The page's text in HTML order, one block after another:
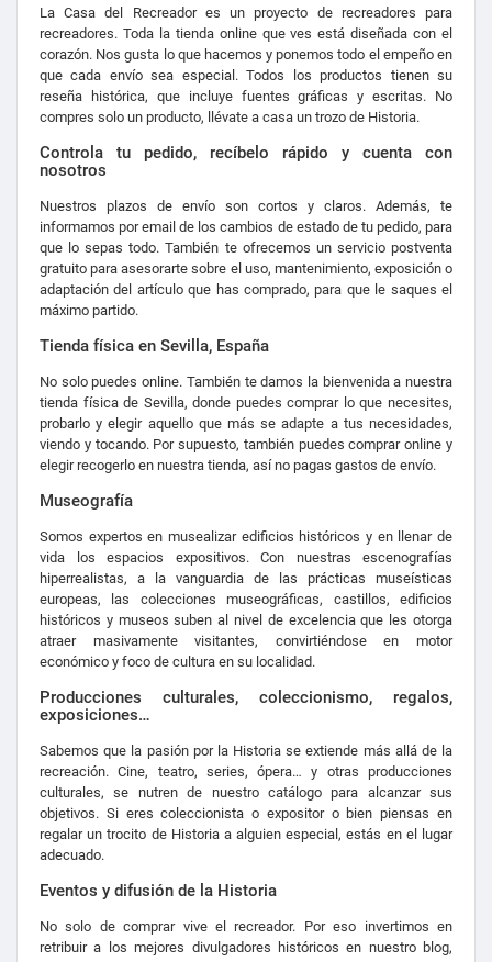
La Casa del Recreador es un proyecto de recreadores para
recreadores. Toda la tienda online que ves está diseñada con el
corazón. Nos gusta lo que hacemos y ponemos todo el empeño en
que cada envío sea especial. Todos los productos tienen su
reseña histórica, que incluye fuentes gráficas y escritas. No
compres solo un producto, llévate a casa un trozo de Historia.
Controla tu pedido, recíbelo rápido y cuenta con
nosotros
Nuestros plazos de envío son cortos y claros. Además, te
informamos por email de los cambios de estado de tu pedido, para
que lo sepas todo. También te ofrecemos un servicio postventa
gratuito para asesorarte sobre el uso, mantenimiento, exposición o
adaptación del artículo que has comprado, para que le saques el
máximo partido.
Tienda física en Sevilla, España
No solo puedes online. También te damos la bienvenida a nuestra
tienda física de Sevilla, donde puedes comprar lo que necesites,
probarlo y elegir aquello que más se adapte a tus necesidades,
viendo y tocando. Por supuesto, también puedes comprar online y
elegir recogerlo en nuestra tienda, así no pagas gastos de envío.
Museografía
Somos expertos en musealizar edificios históricos y en llenar de
vida los espacios expositivos. Con nuestras escenografías
hiperrealistas, a la vanguardia de las prácticas museísticas
europeas, las colecciones museográficas, castillos, edificios
históricos y museos suben al nivel de excelencia que les otorga
atraer masivamente visitantes, convirtiéndose en motor
económico y foco de cultura en su localidad.
Producciones culturales, coleccionismo, regalos,
exposiciones…
Sabemos que la pasión por la Historia se extiende más allá de la
recreación. Cine, teatro, series, ópera… y otras producciones
culturales, se nutren de nuestro catálogo para alcanzar sus
objetivos. Si eres coleccionista o expositor o bien piensas en
regalar un trocito de Historia a alguien especial, estás en el lugar
adecuado.
Eventos y difusión de la Historia
No solo de comprar vive el recreador. Por eso invertimos en
retribuir a los mejores divulgadores históricos en nuestro blog,